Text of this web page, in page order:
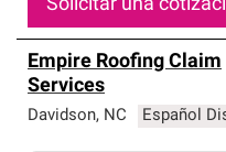
Solicitar una
Empire Roofing Claim
Services
Davidson, NC Español